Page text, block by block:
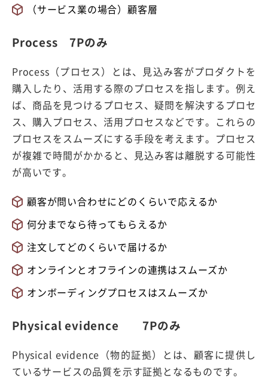
（サービス業の場合）顧客層
Process 7Pのみ
Process（プロセス）とは、見込み客がプロダクトを
購入したり、活用する際のプロセスを指します。例え
ば、商品を見つけるプロセス、疑問を解決するプロセ
ス、購入プロセス、活用プロセスなどです。これらの
プロセスをスムーズにする手段を考えます。プロセス
が複雑で時間がかかると、見込み客は離脱する可能性
が高いです。
顧客が問い合わせにどのくらいで応えるか
何分までなら待ってもらえるか
注文してどのくらいで届けるか
オンラインとオフラインの連携はスムーズか
オンボーディングプロセスはスムーズか
Physical evidence 7Pのみ
Physical evidence（物的証拠）とは、顧客に提供し
ているサービスの品質を示す証拠となるものです。